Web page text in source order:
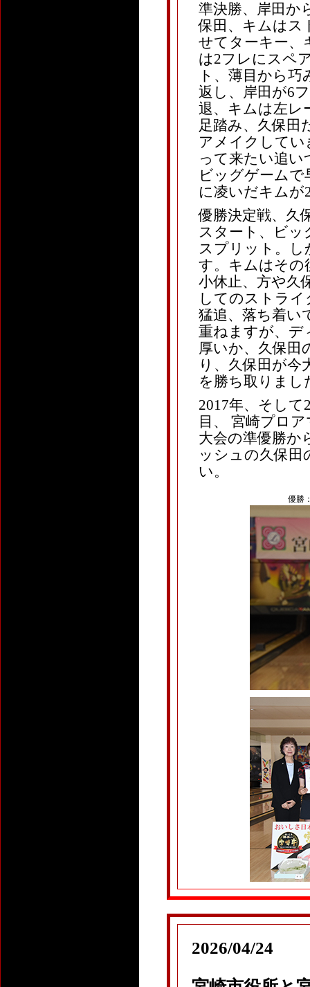
準決勝、岸田か
保田、キムはス
せてターキー、
は2フレにスペ
ト、薄目から
返し、岸田が6
退、キムは左レ
足踏み、久保田
アメイクして
って来たい追
ビッグゲーム
に凌いだキム
優勝決定戦、久
スタート、ビッ
スプリット。し
す。キムはその
小休止、方や久
してのストラ
猛追、落ち着い
重ねますが、デ
厚いか、久保田
り、久保田が今
を勝ち取りまし
2017年、そして
目、 宮崎プロ
大会の準優勝か
ッシュの久保
い。
優勝
2026/04/24